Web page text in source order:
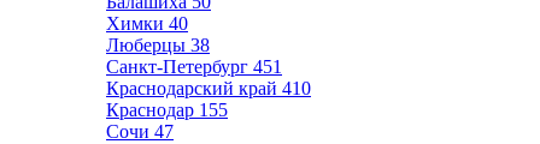
Химки 40
Люберцы 38
Санкт-Петербург 451
Краснодарский край 410
Краснодар 155
Сочи 47